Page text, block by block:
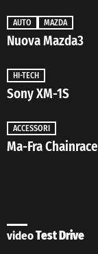
AUTO MAZDA
Nuova Mazda3
HI-TECH
Sony XM-1S
ACCESSORI
Ma-Fra Chainrace
videoTest Drive